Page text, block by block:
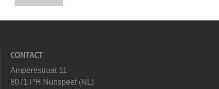
CONTACT
Ampèrestraat 11
8071 PH Nunspeet (NL)